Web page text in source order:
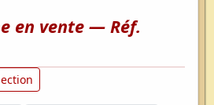
en vente — Réf.